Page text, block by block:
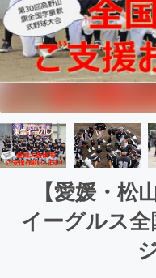
【愛媛・松
イーグルス